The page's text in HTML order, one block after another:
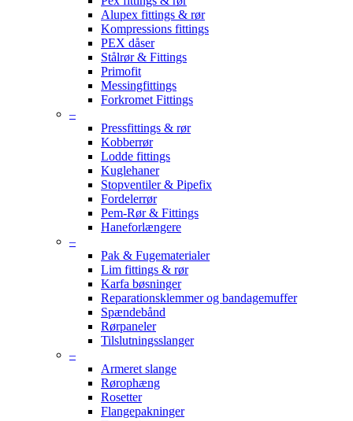
Alupex fittings & rør
Kompressions fittings
PEX dåser
Stålrør & Fittings
Primofit
Messingfittings
Forkromet Fittings
–
Pressfittings & rør
Kobberrør
Lodde fittings
Kuglehaner
Stopventiler & Pipefix
Fordelerrør
Pem-Rør & Fittings
Haneforlængere
–
Pak & Fugematerialer
Lim fittings & rør
Karfa bøsninger
Reparationsklemmer og bandagemuffer
Spændebånd
Rørpaneler
Tilslutningsslanger
–
Armeret slange
Rørophæng
Rosetter
Flangepakninger